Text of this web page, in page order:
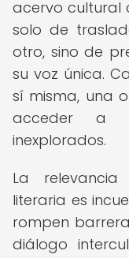
acervo cultural
solo de
otro, sino de
su voz única.
sí misma, una
acceder a
inexplorados.
La
literaria es
rompen
diálogo